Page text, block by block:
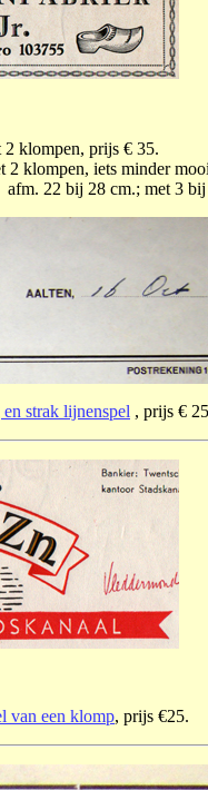
2 klompen, prijs € 35.
2 klompen, iets minder
afm. 22 bij 28 cm.; met 3
strak lijnenspel , prijs €
van een klomp, prijs €25.